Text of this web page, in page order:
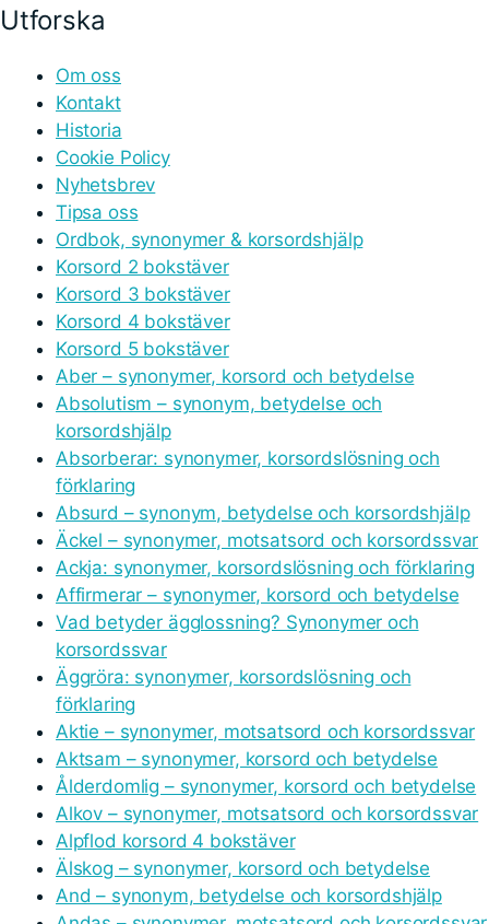
Utforska
Om oss
Kontakt
Historia
Cookie Policy
Nyhetsbrev
Tipsa oss
Ordbok, synonymer & korsordshjälp
Korsord 2 bokstäver
Korsord 3 bokstäver
Korsord 4 bokstäver
Korsord 5 bokstäver
Aber – synonymer, korsord och betydelse
Absolutism – synonym, betydelse och
korsordshjälp
Absorberar: synonymer, korsordslösning och
förklaring
Absurd – synonym, betydelse och korsordshjälp
Äckel – synonymer, motsatsord och korsordssvar
Ackja: synonymer, korsordslösning och förklaring
Affirmerar – synonymer, korsord och betydelse
Vad betyder ägglossning? Synonymer och
korsordssvar
Äggröra: synonymer, korsordslösning och
förklaring
Aktie – synonymer, motsatsord och korsordssvar
Aktsam – synonymer, korsord och betydelse
Ålderdomlig – synonymer, korsord och betydelse
Alkov – synonymer, motsatsord och korsordssvar
Alpflod korsord 4 bokstäver
Älskog – synonymer, korsord och betydelse
And – synonym, betydelse och korsordshjälp